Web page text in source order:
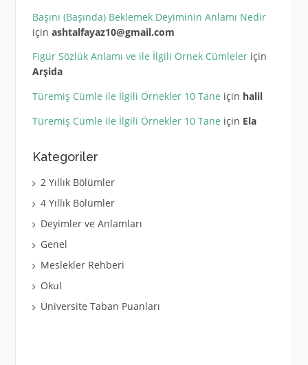
Başını (Başında) Beklemek Deyiminin Anlamı Nedir
için ashtalfayaz10@gmail.com
Figür Sözlük Anlamı ve ile İlgili Örnek Cümleleriçin
Arşida
Türemiş Cümle ile İlgili Örnekler 10 Tane için halil
Türemiş Cümle ile İlgili Örnekler 10 Tane için Ela
Kategoriler
2 Yıllık Bölümler
4 Yıllık Bölümler
Deyimler ve Anlamları
Genel
Meslekler Rehberi
Okul
Üniversite Taban Puanları